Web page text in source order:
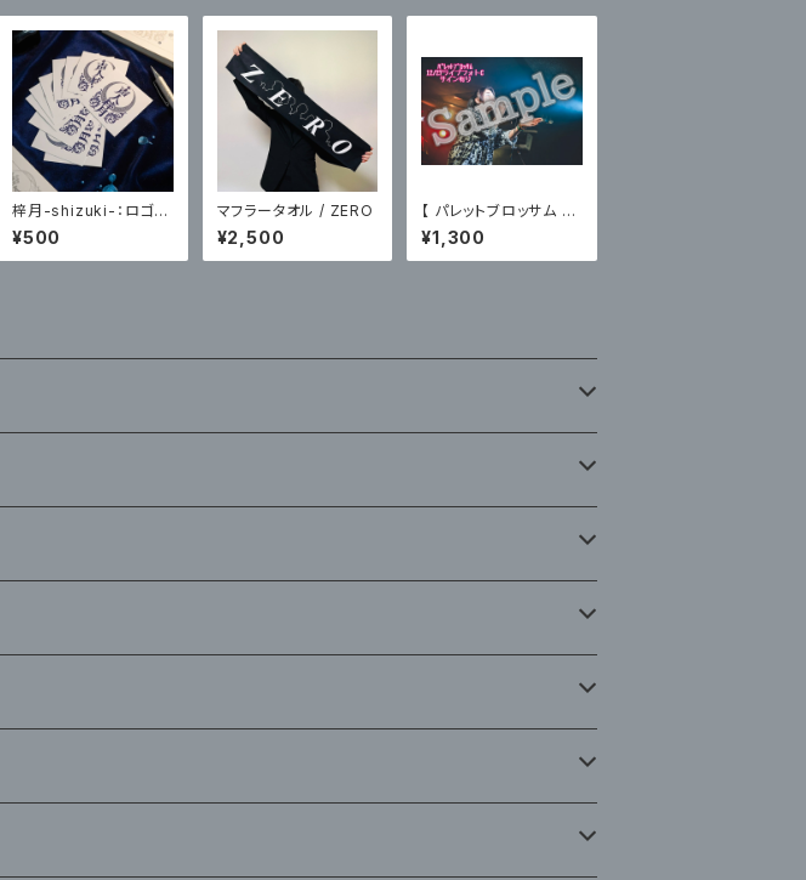
梓月-shizuki-：ロゴス
テッカー２枚セット
¥500
マフラータオル / ZERO
¥2,500
【 パレットブロッサム 】1
2/27主催ライブフォトC
〈サイン有〉
¥1,300